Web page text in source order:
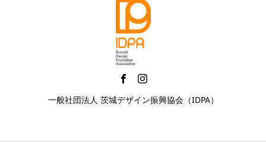
一般社団法人 茨城デザイン振興協会（IDPA）